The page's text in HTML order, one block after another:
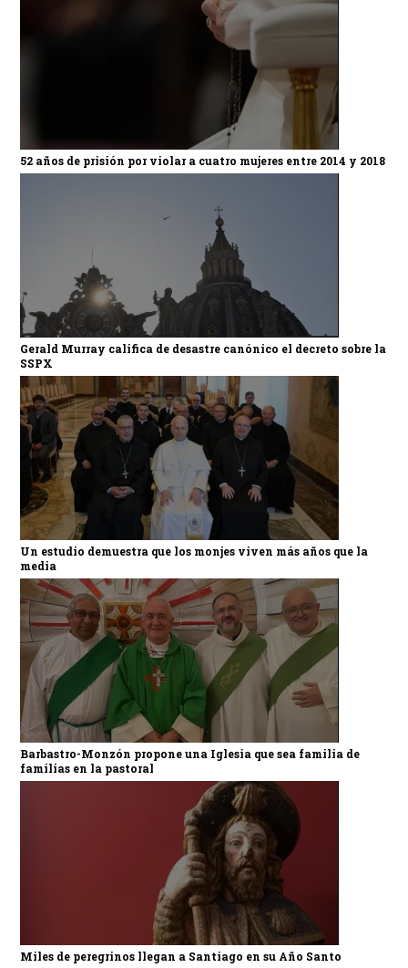
52 años de prisión por violar a cuatro mujeres entre 2014 y 2018
Gerald Murray califica de desastre canónico el decreto sobre la
SSPX
Un estudio demuestra que los monjes viven más años que la
media
Barbastro-Monzón propone una Iglesia que sea familia de
familias en la pastoral
Miles de peregrinos llegan a Santiago en su Año Santo